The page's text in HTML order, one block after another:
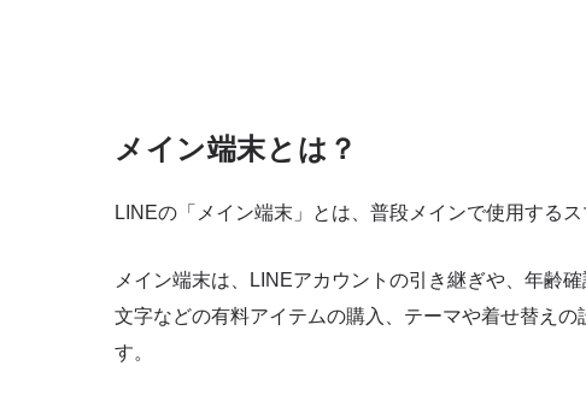
メイン端末とは？
LINEの「メイン端末」とは、普段メインで使用するス
メイン端末は、LINEアカウントの引き継ぎや、年齢
文字などの有料アイテムの購入、テーマや着せ替え
す。